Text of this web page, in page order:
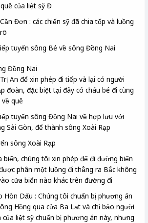
của liệt sỹ Đ
Đơn : các chiến sỹ đã chia tốp và luồng
tuyến sông Bé về sông Đồng Nai
Đồng Nai
An để xin phép đi tiếp và lại có người
đoàn, đặc biệt tại đây có cháu bé đi cùng
về quê
tuyến sông Đồng Nai về hợp lưu với
Sài Gòn, để thành sông Xoài Rạp
sông Xoài Rạp
biển, chúng tôi xin phép để đi đường biển
phân một luồng đi thẳng ra Bắc không
cửa biển nào khác trên đường đi
Hòn Dấu : Chúng tôi chuẩn bị phương án
Hồng qua cửa Ba Lạt và chỉ bảo người
của liệt sỹ chuẩn bị phương án này, nhưng